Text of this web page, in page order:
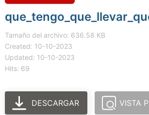
Tamaño del archivo: 636.58 KB
Created: 10-10-2023
Updated: 10-10-2023
Hits: 69
DESCARGAR VISTA